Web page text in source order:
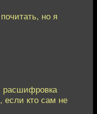
но я
расшифровка
если кто сам не